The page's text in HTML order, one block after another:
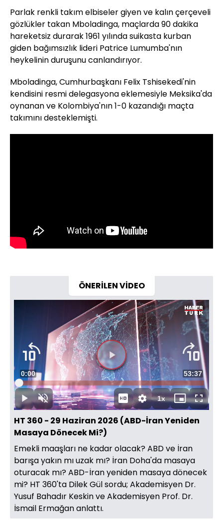
Parlak renkli takım elbiseler giyen ve kalın çerçeveli
gözlükler takan Mboladinga, maçlarda 90 dakika
hareketsiz durarak 1961 yılında suikasta kurban
giden bağımsızlık lideri Patrice Lumumba'nın
heykelinin duruşunu canlandırıyor.
Mboladinga, Cumhurbaşkanı Felix Tshisekedi'nin
kendisini resmi delegasyona eklemesiyle Meksika'da
oynanan ve Kolombiya'nın 1-0 kazandığı maçta
takımını desteklemişti.
ÖNERİLEN VİDEO
Videoyu
Oynat
OynatSesi
Aç
Süre
0:00 Toplam
Süre
53:37
Yüklendi:
0.23%
1xOynatma
Hızı
Mini
oynatıcı
Tam
Ekran
HT 360 - 29 Haziran 2026 (ABD-İran Yeniden
Masaya Dönecek Mi?)
Emekli maaşları ne kadar olacak? ABD ve İran
barışa yakın mı uzak mı? İran Doha'da masaya
oturacak mı? ABD-İran yeniden masaya dönecek
mi? HT 360'ta Dilek Gül sordu; Akademisyen Dr.
Yusuf Bahadır Keskin ve Akademisyen Prof. Dr.
İsmail Ermağan anlattı.